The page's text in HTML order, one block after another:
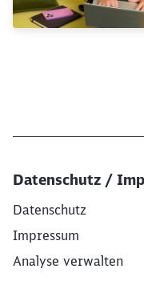
Datenschutz /
Datenschutz
Impressum
Analyse verwalten